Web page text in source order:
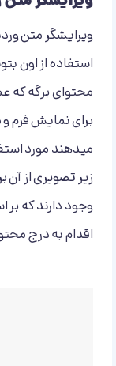
ویرایشگر متن
استفاده از اون
محتوای برگه که
برای نمایش فرم و
میدهند مورد
زیر تصویری از
وجود دارند که بر
اقدام به درج